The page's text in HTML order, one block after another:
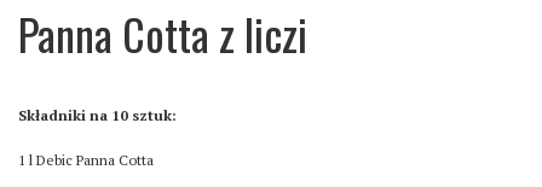
Panna Cotta z liczi
Składniki na 10 sztuk:
1 l Debic Panna Cotta